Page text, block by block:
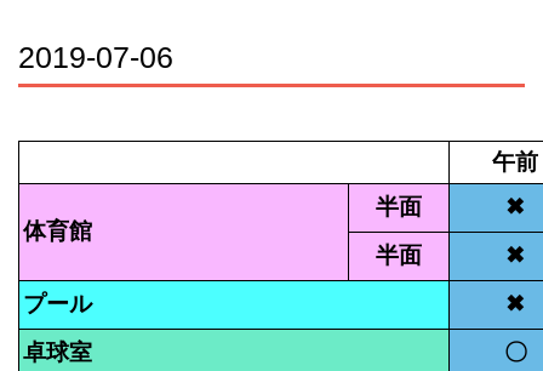
2019-07-06
午前
体育館
半面
✖
半面
✖
プール
✖
卓球室
〇